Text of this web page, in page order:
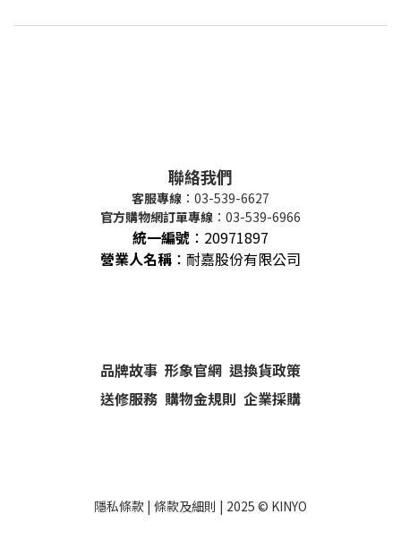
聯絡我們
客服專線 ：03-539-6627
官方購物網訂單專線 ：03-539-6966
統一編號 ： 20971897
營業人名稱 ：耐嘉股份有限公司
品牌故事 形象官網 退換貨政策
送修服務 購物金規則 企業採購
隱私條款 | 條款及細則 | 2025 © KINYO